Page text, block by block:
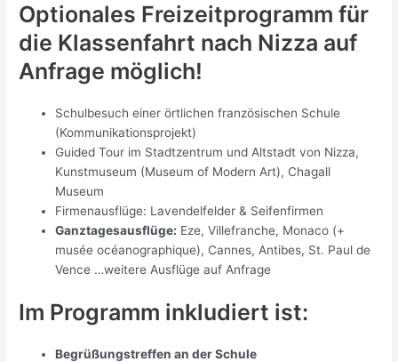
Optionales Freizeitprogramm für
die Klassenfahrt nach Nizza auf
Anfrage möglich!
Schulbesuch einer örtlichen französischen Schule
(Kommunikationsprojekt)
Guided Tour im Stadtzentrum und Altstadt von Nizza,
Kunstmuseum (Museum of Modern Art), Chagall
Museum
Firmenausflüge: Lavendelfelder & Seifenfirmen
Ganztagesausflüge: Eze, Villefranche, Monaco (+
musée océanographique), Cannes, Antibes, St. Paul de
Vence …weitere Ausflüge auf Anfrage
Im Programm inkludiert ist:
Begrüßungstreffen an der Schule